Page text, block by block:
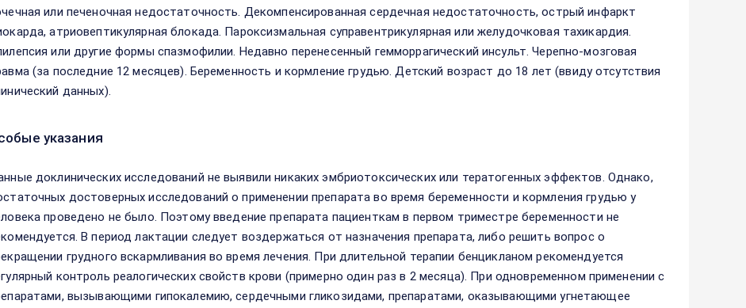
или печеночная недостаточность. Декомпенсированная сердечная недостаточность, острый инфаркт
атриовептикулярная блокада. Пароксизмальная суправентрикулярная или желудочковая тахикардия.
или другие формы спазмофилии. Недавно перенесенный гемморрагический инсульт. Черепно-мозговая
(за последние 12 месяцев). Беременность и кормление грудью. Детский возраст до 18 лет (ввиду отсутствия
данных).
указания
доклинических исследований не выявили никаких эмбриотоксических или тератогенных эффектов. Однако,
достоверных исследований о применении препарата во время беременности и кормления грудью у
проведено не было. Поэтому введение препарата пациенткам в первом триместре беременности не
В период лактации следует воздержаться от назначения препарата, либо решить вопрос о
грудного вскармливания во время лечения. При длительной терапии бенцикланом рекомендуется
контроль реалогических свойств крови (примерно один раз в 2 месяца). При одновременном применении с
вызывающими гипокалемию, сердечными гликозидами, препаратами, оказывающими угнетающее